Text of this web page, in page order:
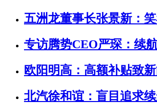
五洲龙董事长张景新：
专访腾势CEO严琛：续
欧阳明高：高额补贴致
北汽徐和谊：盲目追求